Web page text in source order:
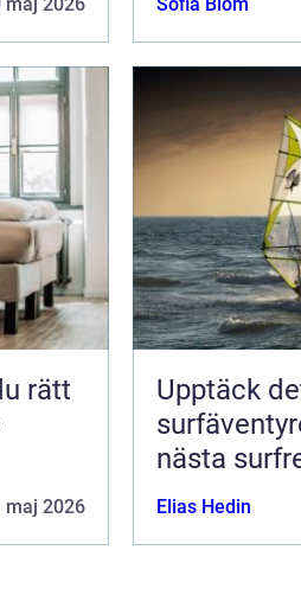
maj 2026
Upptäck
nästa
Elias Hedin